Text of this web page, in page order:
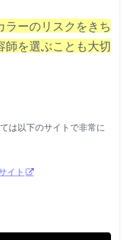
ラーのリスクをきち
師を選ぶことも大切
は以下のサイトで非常に
イト